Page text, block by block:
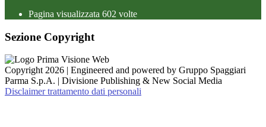
Pagina visualizzata 602 volte
Sezione Copyright
Copyright 2026 | Engineered and powered by Gruppo Spaggiari
Parma S.p.A. | Divisione Publishing & New Social Media
Disclaimer trattamento dati personali